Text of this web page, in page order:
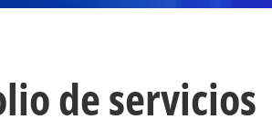
de servicios